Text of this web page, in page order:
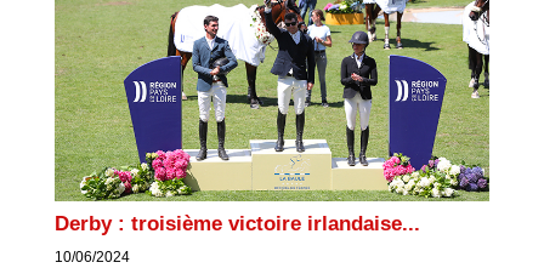
Derby : troisième victoire irlandaise...
10/06/2024